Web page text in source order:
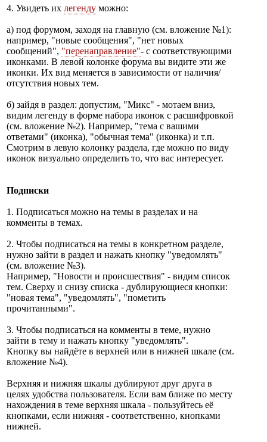
4. Увидеть их легенду можно:
а) под форумом, заходя на главную (см. вложение №1):
например, "новые сообщения", "нет новых
сообщений", "перенаправление"- с соответствующими
иконками. В левой колонке форума вы видите эти же
иконки. Их вид меняется в зависимости от наличия/
отсутствия новых тем.
б) зайдя в раздел: допустим, "Микс" - мотаем вниз,
видим легенду в форме набора иконок с расшифровкой
(см. вложение №2). Например, "тема с вашими
ответами" (иконка), "обычная тема" (иконка) и т.п.
Смотрим в левую колонку раздела, где можно по виду
иконок визуально определить то, что вас интересует.
Подписки
1. Подписаться можно на темы в разделах и на
комменты в темах.
2. Чтобы подписаться на темы в конкретном разделе,
нужно зайти в раздел и нажать кнопку "уведомлять"
(см. вложение №3).
Например, "Новости и происшествия" - видим список
тем. Сверху и снизу списка - дублирующиеся кнопки:
"новая тема", "уведомлять", "пометить
прочитанными".
3. Чтобы подписаться на комменты в теме, нужно
зайти в тему и нажать кнопку "уведомлять".
Кнопку вы найдёте в верхней или в нижней шкале (см.
вложение №4).
Верхняя и нижняя шкалы дублируют друг друга в
целях удобства пользователя. Если вам ближе по месту
нахождения в теме верхняя шкала - пользуйтесь её
кнопками, если нижняя - соответственно, кнопками
нижней.